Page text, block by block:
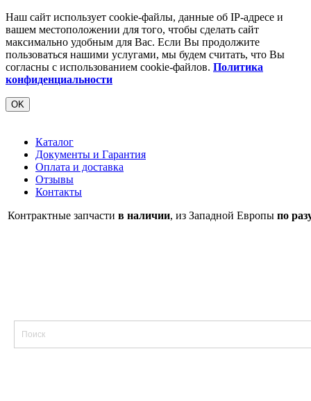
Наш сайт использует cookie-файлы, данные об IP-адресе и
вашем местоположении для того, чтобы сделать сайт
максимально удобным для Вас. Если Вы продолжите
пользоваться нашими услугами, мы будем считать, что Вы
согласны с использованием cookie-файлов. Политика
конфиденциальности
OK
Каталог
Документы и Гарантия
Оплата и доставка
Отзывы
Контакты
Контрактные запчасти в наличии, из Западной Европы по